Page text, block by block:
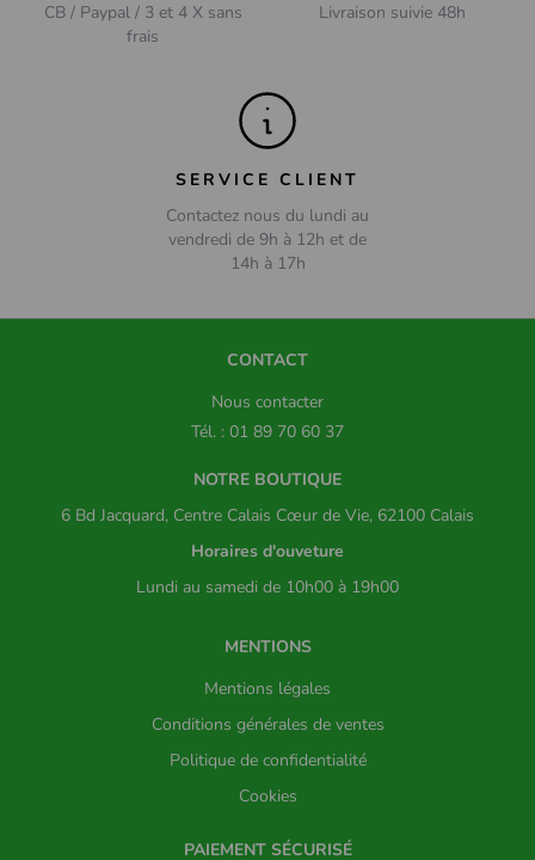
CB / Paypal / 3 et 4 X sans
frais
Livraison suivie 48h
SERVICE CLIENT
Contactez nous du lundi au
vendredi de 9h à 12h et de
14h à 17h
CONTACT
Nous contacter
Tél. : 01 89 70 60 37
NOTRE BOUTIQUE
6 Bd Jacquard, Centre Calais Cœur de Vie, 62100 Calais
Horaires d'ouveture
Lundi au samedi de 10h00 à 19h00
MENTIONS
Mentions légales
Conditions générales de ventes
Politique de confidentialité
Cookies
PAIEMENT SÉCURISÉ